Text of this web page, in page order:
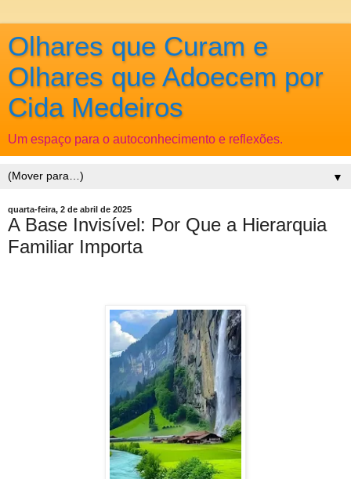
Olhares que Curam e
Olhares que Adoecem por
Cida Medeiros
Um espaço para o autoconhecimento e reflexões.
▼
quarta-feira, 2 de abril de 2025
A Base Invisível: Por Que a Hierarquia
Familiar Importa